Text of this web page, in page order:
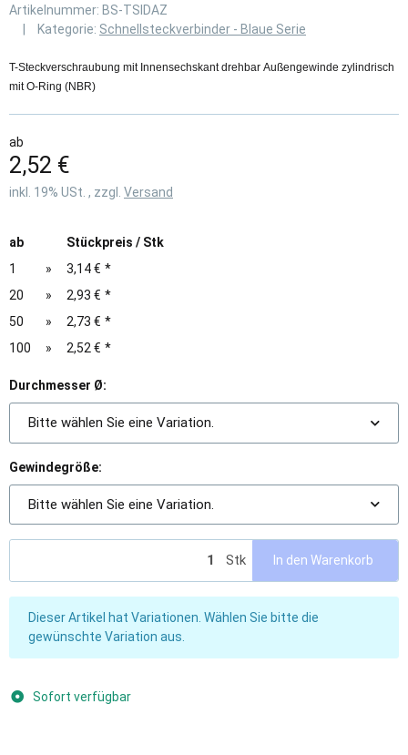
Artikelnummer: BS-TSIDAZ
Kategorie: Schnellsteckverbinder - Blaue Serie
T-Steckverschraubung mit Innensechskant drehbar Außengewinde zylindrisch
mit O-Ring (NBR)
ab
2,52 €
inkl. 19% USt. , zzgl. Versand
ab
Stückpreis / Stk
1
» 3,14 € *
20
» 2,93 € *
50
» 2,73 € *
100
» 2,52 € *
Durchmesser Ø:
Bitte wählen Sie eine Variation.
Gewindegröße:
Bitte wählen Sie eine Variation.
Stk In den Warenkorb
x
Dieser Artikel hat Variationen. Wählen Sie bitte die
gewünschte Variation aus.
Sofort verfügbar